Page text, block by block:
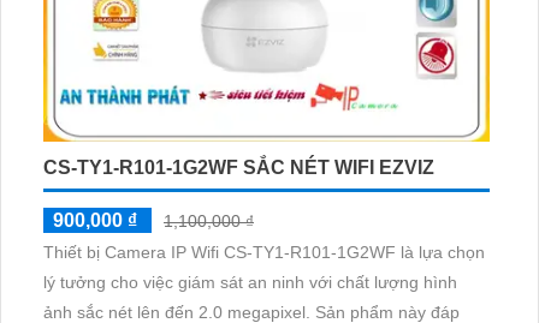
CS-TY1-R101-1G2WF SẮC NÉT WIFI EZVIZ
900,000 ₫
1,100,000 ₫
Thiết bị Camera IP Wifi CS-TY1-R101-1G2WF là lựa chọn
lý tưởng cho việc giám sát an ninh với chất lượng hình
ảnh sắc nét lên đến 2.0 megapixel. Sản phẩm này đáp